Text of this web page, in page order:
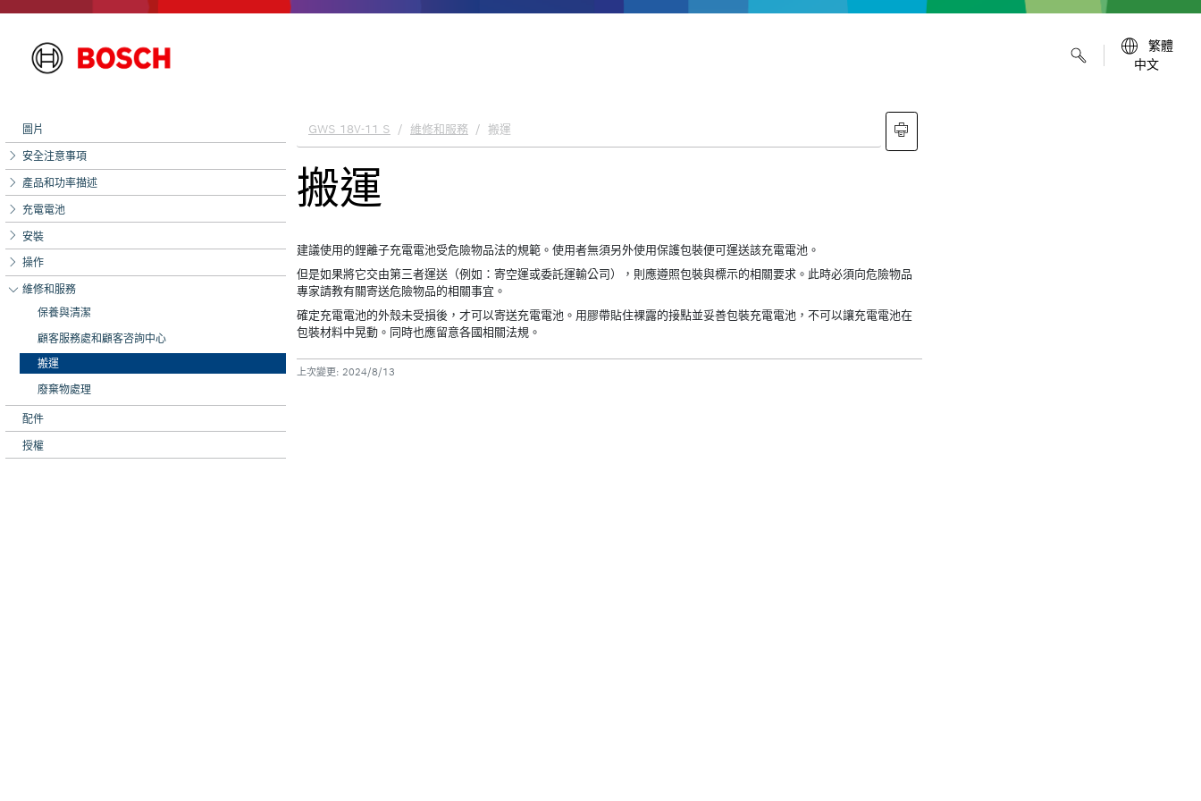
繁體
中文
圖片
安全注意事項
產品和功率描述
充電電池
安裝
操作
維修和服務
保養與清潔
顧客服務處和顧客咨詢中心
搬運
廢棄物處理
配件
授權